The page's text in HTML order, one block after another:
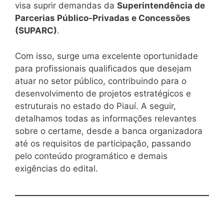
visa suprir demandas da Superintendência de
Parcerias Público-Privadas e Concessões
(SUPARC).
Com isso, surge uma excelente oportunidade
para profissionais qualificados que desejam
atuar no setor público, contribuindo para o
desenvolvimento de projetos estratégicos e
estruturais no estado do Piauí. A seguir,
detalhamos todas as informações relevantes
sobre o certame, desde a banca organizadora
até os requisitos de participação, passando
pelo conteúdo programático e demais
exigências do edital.